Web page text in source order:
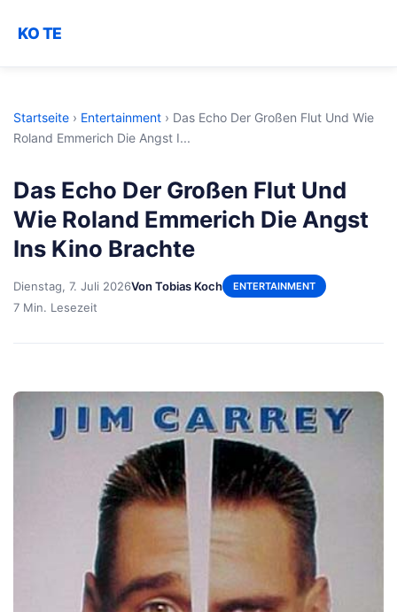
KO TE
Startseite › Entertainment › Das Echo Der Großen Flut Und Wie
Roland Emmerich Die Angst I...
Das Echo Der Großen Flut Und
Wie Roland Emmerich Die Angst
Ins Kino Brachte
Dienstag, 7. Juli 2026Von Tobias Koch ENTERTAINMENT
7 Min. Lesezeit